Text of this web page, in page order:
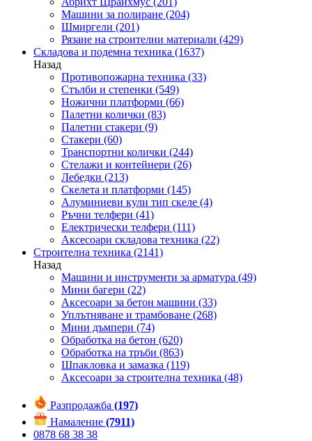
Машини за полиране (204)
Шмиргели (201)
Рязане на строителни материали (429)
Складова и подемна техника (1637)
Назад
Противопожарна техника (33)
Стълби и степенки (549)
Ножични платформи (66)
Палетни колички (83)
Палетни стакери (9)
Стакери (60)
Транспортни колички (244)
Стелажи и контейнери (26)
Лебедки (213)
Скелета и платформи (145)
Алуминиеви кули тип скеле (4)
Ръчни телфери (41)
Електрически телфери (111)
Аксесоари складова техника (22)
Строителна техника (2141)
Назад
Машини и инструменти за арматура (49)
Мини багери (22)
Аксесоари за бетон машини (33)
Уплътняване и трамбоване (268)
Мини дъмпери (74)
Обработка на бетон (620)
Обработка на тръби (863)
Шпакловка и замазка (119)
Аксесоари за строителна техника (48)
Разпродажба (197)
Намаление (7911)
0878 68 38 38